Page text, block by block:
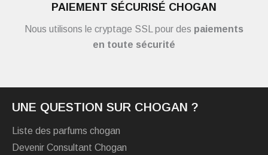
PAIEMENT SÉCURISÉ CHOGAN
Nous utilisons le cryptage SSL pour des paiements
en toute sécurité
UNE QUESTION SUR CHOGAN ?
Liste des parfums chogan
Devenir Consultant Chogan